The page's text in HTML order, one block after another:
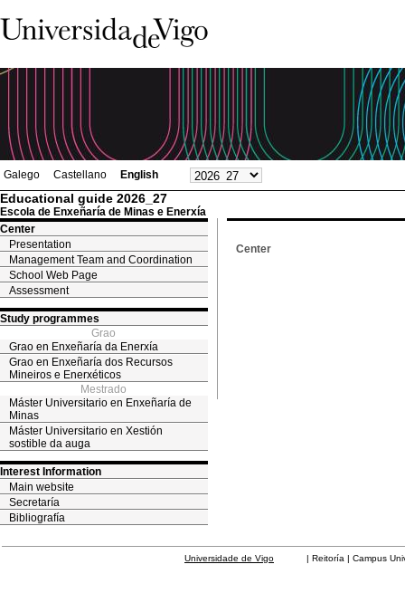
Galego Castellano English
Educational guide 2026_27
Escola de Enxeñaría de Minas e Enerxía
Center
Presentation
Management Team and Coordination
School Web Page
Assessment
Study programmes
Grao
Grao en Enxeñaría da Enerxía
Grao en Enxeñaría dos Recursos
Mineiros e Enerxéticos
Mestrado
Máster Universitario en Enxeñaría de
Minas
Máster Universitario en Xestión
sostible da auga
Interest Information
Main website
Secretaría
Bibliografía
Center
Universidade de Vigo | Reitoría | Campus